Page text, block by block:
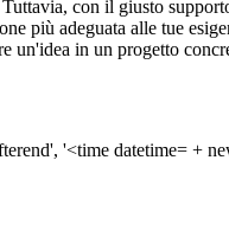
con il giusto
più adeguata alle tue
un'idea in un progetto